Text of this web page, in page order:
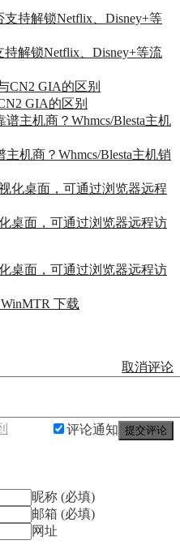
解锁Netflix、Disney+等流
GIA的区别
机商？Whmcs/Blesta主机销
桌面，可通过浏览器远程访
桌面，可通过浏览器远程访
下载
取消评论
提交评论
评论通知
昵称 (必填)
邮箱 (必填)
网址